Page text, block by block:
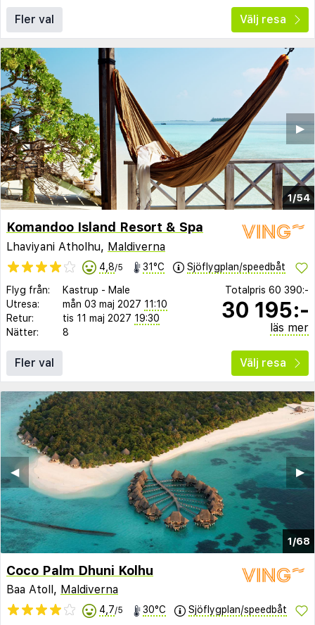
Fler val Välj resa
1/54
▶︎
◀︎
Komandoo Island Resort & Spa
Lhaviyani Atholhu, Maldiverna
4,8/5 31°C Sjöflygplan/speedbåt
Flyg från: Kastrup - Male
Utresa:
mån 03 maj 2027 11:10
Retur:
tis 11 maj 2027 19:30
Nätter:
8
Totalpris 60 390:-
30 195:-
läs mer
Fler val Välj resa
1/68
▶︎
◀︎
Coco Palm Dhuni Kolhu
Baa Atoll, Maldiverna
4,7/5 30°C Sjöflygplan/speedbåt